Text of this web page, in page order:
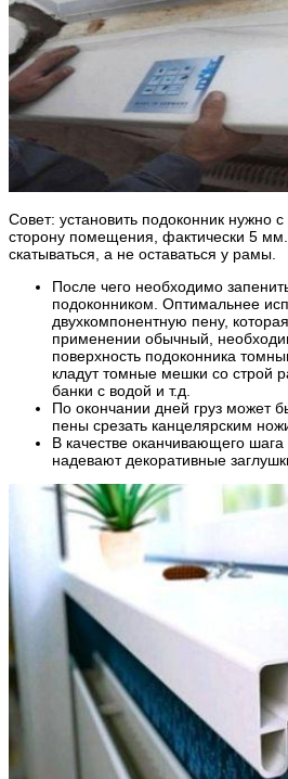
Совет: установить подоконник нужно
сторону помещения, фактически 5
скатываться, а не оставаться у рамы.
После чего необходимо
подоконником. Оптимальнее
двухкомпонентную пену,
применении обычный,
поверхность подоконника
кладут томные мешки со строй
банки с водой и т.д.
По окончании дней груз может
пены срезать канцелярским
В качестве оканчивающего
надевают декоративные